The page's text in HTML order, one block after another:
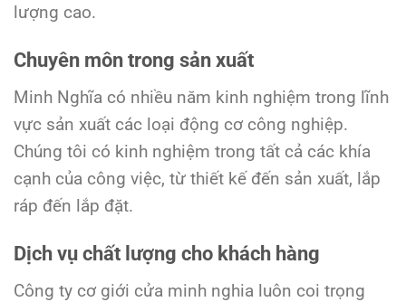
lượng cao.
Chuyên môn trong sản xuất
Minh Nghĩa có nhiều năm kinh nghiệm trong lĩnh
vực sản xuất các loại động cơ công nghiệp.
Chúng tôi có kinh nghiệm trong tất cả các khía
cạnh của công việc, từ thiết kế đến sản xuất, lắp
ráp đến lắp đặt.
Dịch vụ chất lượng cho khách hàng
Công ty cơ giới cửa minh nghia luôn coi trọng